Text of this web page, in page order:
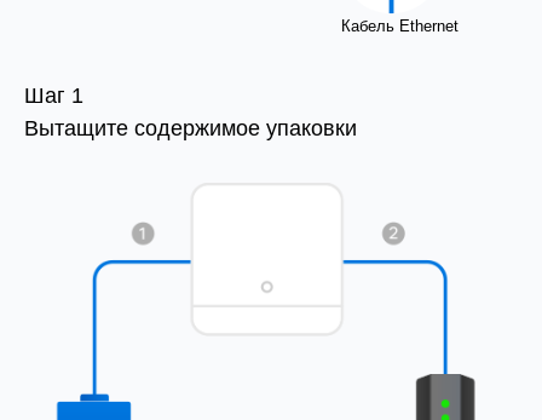
Кабель Ethernet
Шаг 1
Вытащите содержимое упаковки